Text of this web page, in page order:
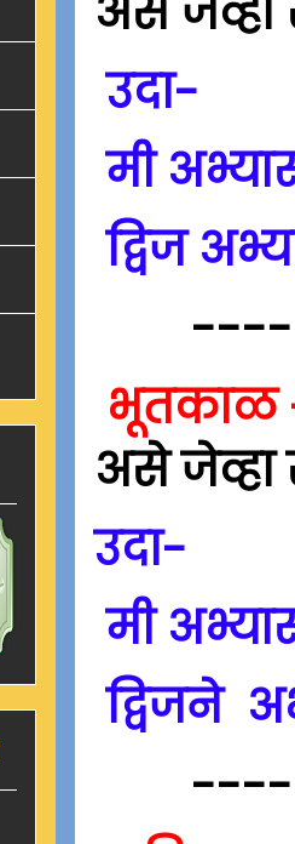
असे जेव्हा
उदा-
मी
द्विज
भूतकाळ
असे
उदा-
मी
द्विजने